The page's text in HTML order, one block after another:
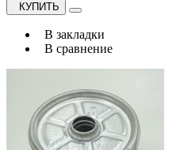
КУПИТЬ
В закладки
В сравнение